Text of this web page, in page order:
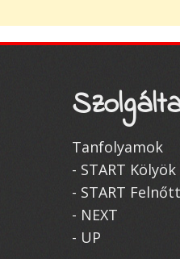
Tanfolyamok
- START Kölyök
- START Felnőtt
- NEXT
- UP